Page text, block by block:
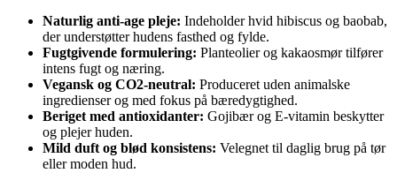
Naturlig anti-age pleje: Indeholder hvid hibiscus og baobab,
der understøtter hudens fasthed og fylde.
Fugtgivende formulering: Planteolier og kakaosmør tilfører
intens fugt og næring.
Vegansk og CO2-neutral: Produceret uden animalske
ingredienser og med fokus på bæredygtighed.
Beriget med antioxidanter: Gojibær og E-vitamin beskytter
og plejer huden.
Mild duft og blød konsistens: Velegnet til daglig brug på tør
eller moden hud.